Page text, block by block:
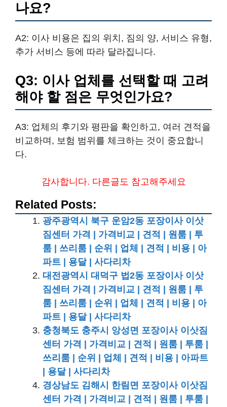
나요?
A2: 이사 비용은 집의 위치, 짐의 양, 서비스 유형,
추가 서비스 등에 따라 달라집니다.
Q3: 이사 업체를 선택할 때 고려
해야 할 점은 무엇인가요?
A3: 업체의 후기와 평판을 확인하고, 여러 견적을
비교하며, 보험 범위를 체크하는 것이 중요합니
다.
감사합니다. 다른글도 참고해주세요
Related Posts:
광주광역시 북구 운암2동 포장이사 이삿
짐센터 가격 | 가격비교 | 견적 | 원룸 | 투
룸 | 쓰리룸 | 순위 | 업체 | 견적 | 비용 | 아
파트 | 용달 | 사다리차
대전광역시 대덕구 법2동 포장이사 이삿
짐센터 가격 | 가격비교 | 견적 | 원룸 | 투
룸 | 쓰리룸 | 순위 | 업체 | 견적 | 비용 | 아
파트 | 용달 | 사다리차
충청북도 충주시 앙성면 포장이사 이삿짐
센터 가격 | 가격비교 | 견적 | 원룸 | 투룸 |
쓰리룸 | 순위 | 업체 | 견적 | 비용 | 아파트
| 용달 | 사다리차
경상남도 김해시 한림면 포장이사 이삿짐
센터 가격 | 가격비교 | 견적 | 원룸 | 투룸 |